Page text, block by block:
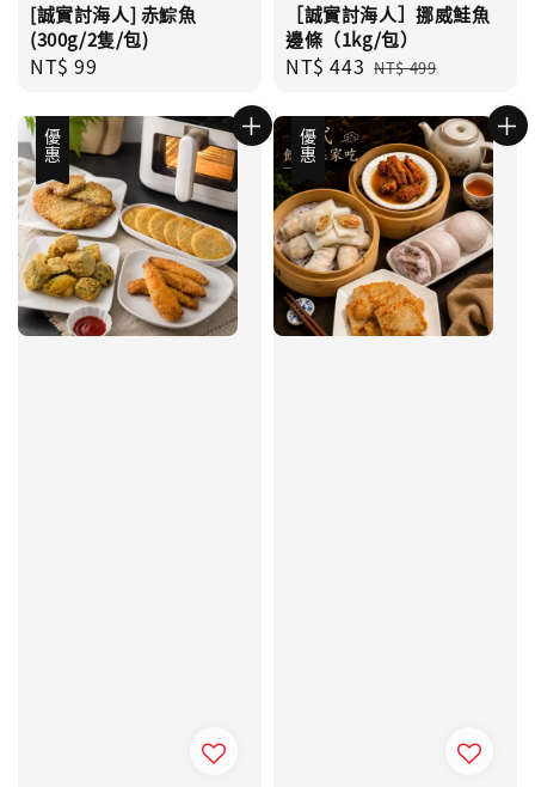
[誠實討海人] 赤鯮魚
(300g/2隻/包)
Regular
NT$ 99
［誠實討海人］挪威鮭魚
邊條（1kg/包）
Sale
NT$ 443 Regular
NT$ 499
優惠 優惠